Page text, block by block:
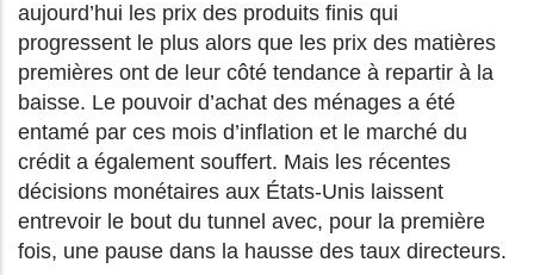
aujourd’hui les prix des produits finis qui
progressent le plus alors que les prix des matières
premières ont de leur côté tendance à repartir à la
baisse. Le pouvoir d’achat des ménages a été
entamé par ces mois d’inflation et le marché du
crédit a également souffert. Mais les récentes
décisions monétaires aux États-Unis laissent
entrevoir le bout du tunnel avec, pour la première
fois, une pause dans la hausse des taux directeurs.